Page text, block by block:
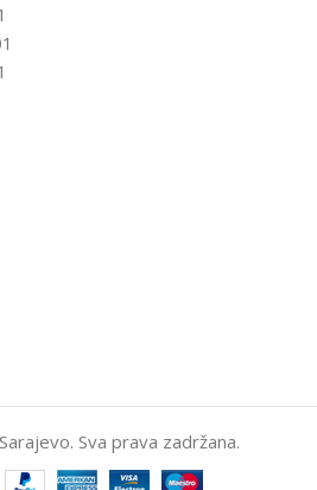
Sva prava zadržana.